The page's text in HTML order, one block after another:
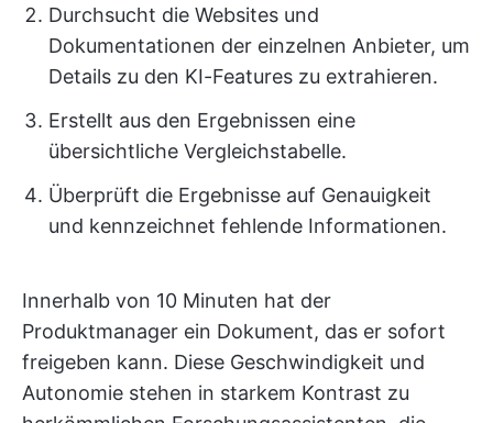
Durchsucht die Websites und
Dokumentationen der einzelnen Anbieter, um
Details zu den KI-Features zu extrahieren.
Erstellt aus den Ergebnissen eine
übersichtliche Vergleichstabelle.
Überprüft die Ergebnisse auf Genauigkeit
und kennzeichnet fehlende Informationen.
Innerhalb von 10 Minuten hat der
Produktmanager ein Dokument, das er sofort
freigeben kann. Diese Geschwindigkeit und
Autonomie stehen in starkem Kontrast zu